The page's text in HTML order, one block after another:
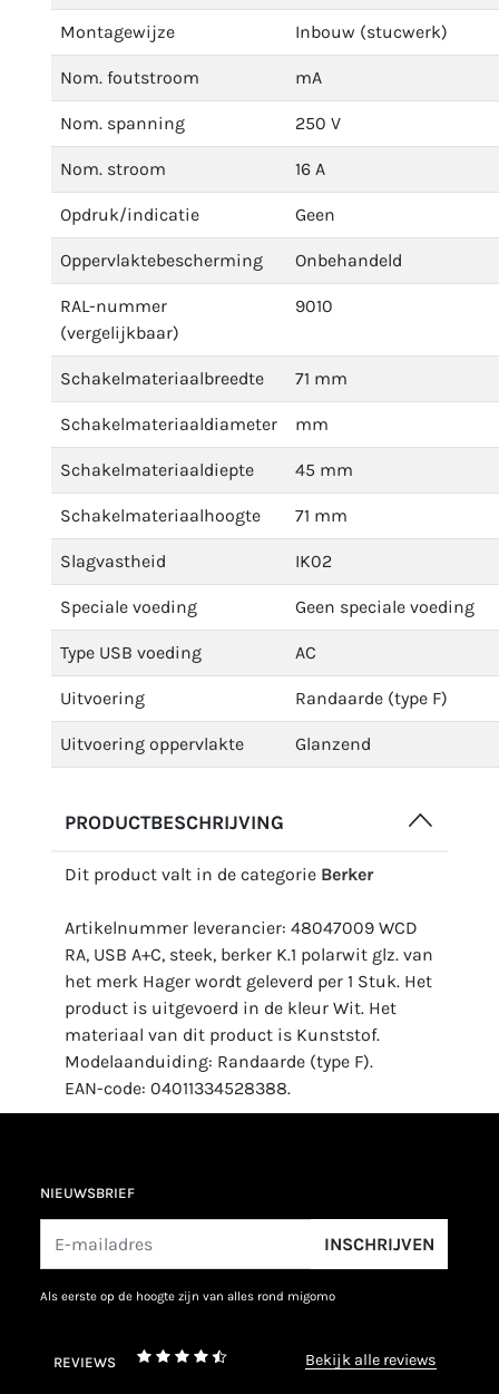
Montagewijze Inbouw (stucwerk)
Nom. foutstroom mA
Nom. spanning 250 V
Nom. stroom 16 A
Opdruk/indicatie Geen
Oppervlaktebescherming Onbehandeld
RAL-nummer
(vergelijkbaar)
9010
Schakelmateriaalbreedte 71 mm
Schakelmateriaaldiameter mm
Schakelmateriaaldiepte 45 mm
Schakelmateriaalhoogte 71 mm
Slagvastheid IK02
Speciale voeding Geen speciale voeding
Type USB voeding AC
Uitvoering Randaarde (type F)
Uitvoering oppervlakte Glanzend
PRODUCTBESCHRIJVING
Dit product valt in de categorie Berker
Artikelnummer leverancier: 48047009 WCD
RA, USB A+C, steek, berker K.1 polarwit glz. van
het merk Hager wordt geleverd per 1 Stuk. Het
product is uitgevoerd in de kleur Wit. Het
materiaal van dit product is Kunststof.
Modelaanduiding: Randaarde (type F).
EAN-code: 04011334528388.
NIEUWSBRIEF
INSCHRIJVEN
als eerste op de hoogte zijn van alles rond migomo
REVIEWS bekijk alle reviews